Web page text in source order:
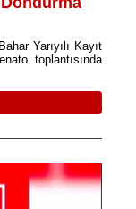
Yarıyılı Kayıt
toplantısında